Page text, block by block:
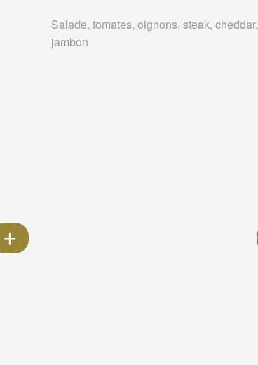
Salade, tomates, oignons, steak, cheddar,
jambon